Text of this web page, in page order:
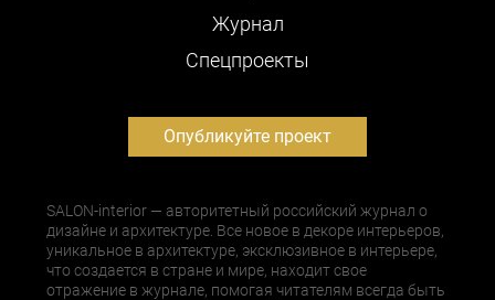
Журнал
Cпецпроекты
Опубликуйте проект
SALON-interior — авторитетный российский журнал о
дизайне и архитектуре. Все новое в декоре интерьеров,
уникальное в архитектуре, эксклюзивное в интерьере,
что создается в стране и мире, находит свое
отражение в журнале, помогая читателям всегда быть